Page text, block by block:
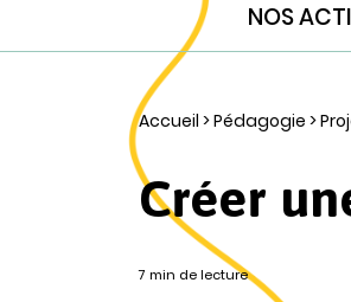
NOS
Accueil >Pédagogie >
Créer
7 min de lecture